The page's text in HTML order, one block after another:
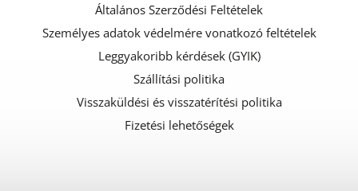
Általános Szerződési Feltételek
Személyes adatok védelmére vonatkozó feltételek
Leggyakoribb kérdések (GYIK)
Szállítási politika
Visszaküldési és visszatérítési politika
Fizetési lehetőségek